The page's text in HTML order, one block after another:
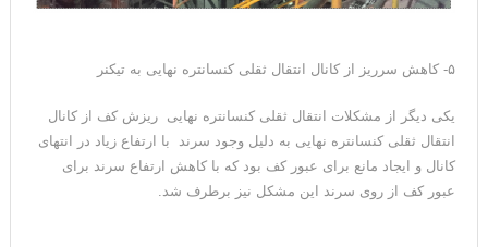
۵- کاهش سرریز از کانال انتقال ثقلی کنسانتره نهایی به تیکنر
یکی دیگر از مشکلات انتقال ثقلی کنسانتره نهایی ریزش کف از کانال
انتقال ثقلی کنسانتره نهایی به دلیل وجود سرند با ارتفاع زیاد در انتهای
کانال و ایجاد مانع برای عبور کف بود که با کاهش ارتفاع سرند برای
عبور کف از روی سرند این مشکل نیز برطرف شد.